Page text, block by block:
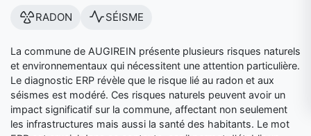
RADON SÉISME
La commune de AUGIREIN présente plusieurs risques naturels
et environnementaux qui nécessitent une attention particulière.
Le diagnostic ERP révèle que le risque lié au radon et aux
séismes est modéré. Ces risques naturels peuvent avoir un
impact significatif sur la commune, affectant non seulement
les infrastructures mais aussi la santé des habitants. Le mot